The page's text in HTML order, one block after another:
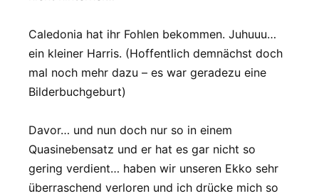
Caledonia hat ihr Fohlen bekommen. Juhuuu…
ein kleiner Harris. (Hoffentlich demnächst doch
mal noch mehr dazu – es war geradezu eine
Bilderbuchgeburt)
Davor… und nun doch nur so in einem
Quasinebensatz und er hat es gar nicht so
gering verdient… haben wir unseren Ekko sehr
überraschend verloren und ich drücke mich so